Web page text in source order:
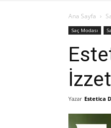
Ana Sayfa
Saç Modası
Yazar Estetica